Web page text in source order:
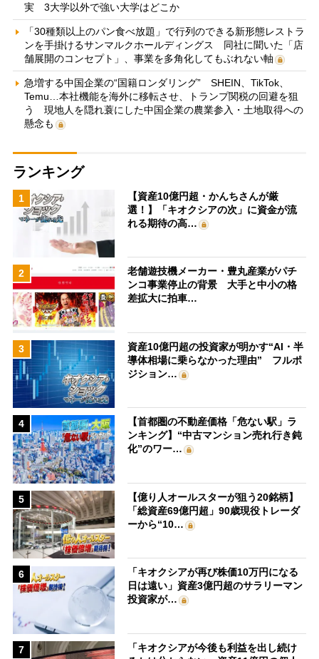
実 3大学以外で強い大学はどこか
「30種類以上のパン食べ放題」で行列のできる新形態レストラ
ンを手掛けるサンマルクホールディングス 同社に聞いた「店
舗展開のコンセプト」、事業を多角化してもぶれない軸
急増する中国企業の“国籍ロンダリング” SHEIN、TikTok、
Temu…本社機能を海外に移転させ、トランプ関税の回避を狙
う 現地人を隠れ蓑にした中国企業の農業参入・土地取得への
懸念も
ランキング
1
【資産10億円超・かんちさんが厳
選！】「キオクシアの次」に資金が流
れる期待の高…
2
老舗遊技機メーカー・豊丸産業がパチ
ンコ事業停止の背景 大手と中小の格
差拡大に拍車…
3
資産10億円超の投資家が明かす“AI・半
導体相場に乗らなかった理由” フルポ
ジション…
4
【首都圏の不動産価格「危ない駅」ラ
ンキング】“中古マンション売れ行き鈍
化”のワー…
5
【億り人オールスターが狙う20銘柄】
「総資産69億円超」90歳現役トレーダ
ーから“10…
6
「キオクシアが再び株価10万円になる
日は遠い」資産3億円超のサラリーマン
投資家が…
7
「キオクシアが今後も利益を出し続け